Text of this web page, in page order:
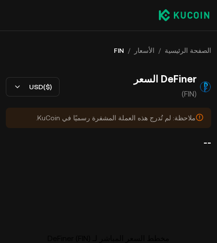
الصفحة الرئيسية / الأسعار /
FIN
DeFiner السعر
(FIN)
USD($)
ملاحظة: لم تُدرج هذه العملة المشفرة رسميًا في KuCoin.
--